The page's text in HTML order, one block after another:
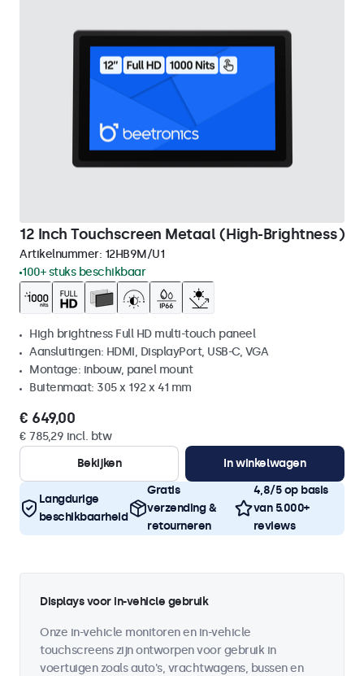
12 Inch Touchscreen Metaal (High-Brightness)
Artikelnummer: 12HB9M/U1
100+ stuks beschikbaar
High brightness Full HD multi-touch paneel
Aansluitingen: HDMI, DisplayPort, USB-C, VGA
Montage: inbouw, panel mount
Buitenmaat: 305 x 192 x 41 mm
€ 649,00
€ 785,29 incl. btw
Bekijken
In winkelwagen
Langdurige
beschikbaarheid
Gratis
verzending &
retourneren
4,8/5 op basis
van 5.000+
reviews
Displays voor in-vehicle gebruik
Onze in-vehicle monitoren en in-vehicle
touchscreens zijn ontworpen voor gebruik in
voertuigen zoals auto's, vrachtwagens, bussen en